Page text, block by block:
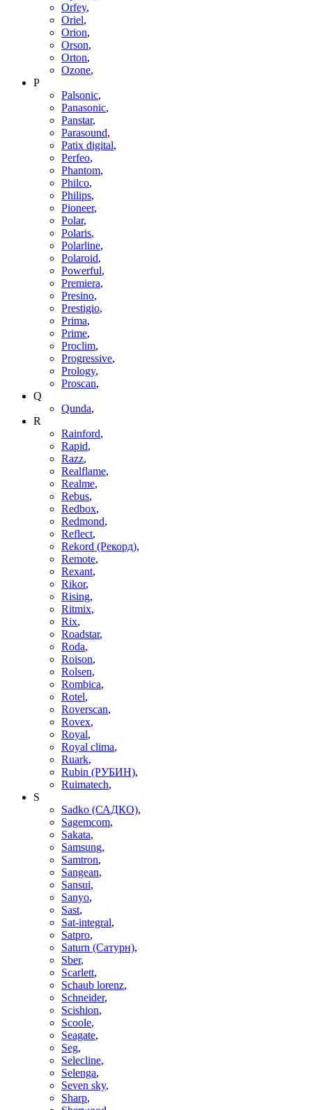
Orfey,
Oriel,
Orion,
Orson,
Orton,
Ozone,
P
Palsonic,
Panasonic,
Panstar,
Parasound,
Patix digital,
Perfeo,
Phantom,
Philco,
Philips,
Pioneer,
Polar,
Polaris,
Polarline,
Polaroid,
Powerful,
Premiera,
Presino,
Prestigio,
Prima,
Prime,
Proclim,
Progressive,
Prology,
Proscan,
Q
Qunda,
R
Rainford,
Rapid,
Razz,
Realflame,
Realme,
Rebus,
Redbox,
Redmond,
Reflect,
Rekord (Рекорд),
Remote,
Rexant,
Rikor,
Rising,
Ritmix,
Rix,
Roadstar,
Roda,
Roison,
Rolsen,
Rombica,
Rotel,
Roverscan,
Rovex,
Royal,
Royal clima,
Ruark,
Rubin (РУБИН),
Ruimatech,
S
Sadko (САДКО),
Sagemcom,
Sakata,
Samsung,
Samtron,
Sangean,
Sansui,
Sanyo,
Sast,
Sat-integral,
Satpro,
Saturn (Сатурн),
Sber,
Scarlett,
Schaub lorenz,
Schneider,
Scishion,
Scoole,
Seagate,
Seg,
Selecline,
Selenga,
Seven sky,
Sharp,